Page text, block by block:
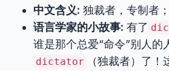
中文含义: 独裁者，专制者
语言学家的小故事: 有了
谁是那个总爱“命令”别人的
dictator （独裁者）了